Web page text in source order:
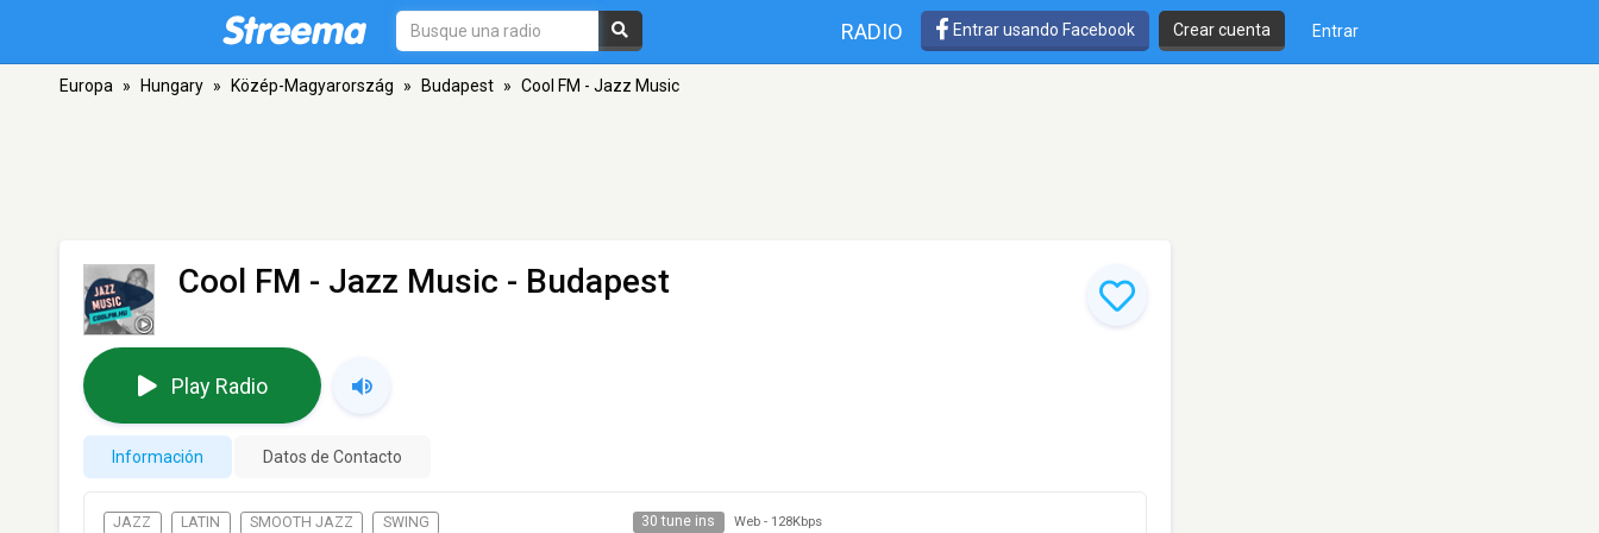
RADIO Entrar usando Facebook Crear cuenta Entrar
Europa » Hungary » Közép-Magyarország » Budapest » Cool FM - Jazz Music
Cool FM - Jazz Music - Budapest
Play Radio
Información Datos de Contacto
JAZZ LATIN SMOOTH JAZZ SWING 30 tune ins Web - 128Kbps